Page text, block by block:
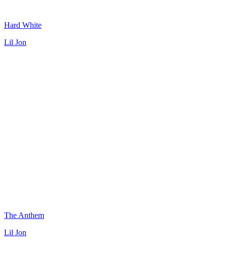
Hard White
Lil Jon
The Anthem
Lil Jon